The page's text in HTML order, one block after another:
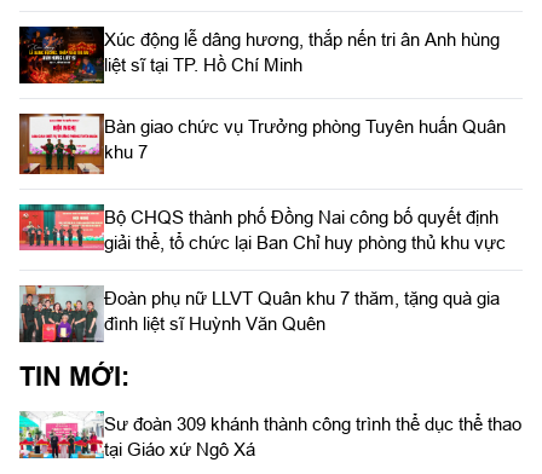
Xúc động lễ dâng hương, thắp nến tri ân Anh hùng
liệt sĩ tại TP. Hồ Chí Minh
Bàn giao chức vụ Trưởng phòng Tuyên huấn Quân
khu 7
Bộ CHQS thành phố Đồng Nai công bố quyết định
giải thể, tổ chức lại Ban Chỉ huy phòng thủ khu vực
Đoàn phụ nữ LLVT Quân khu 7 thăm, tặng quà gia
đình liệt sĩ Huỳnh Văn Quên
TIN MỚI:
Sư đoàn 309 khánh thành công trình thể dục thể thao
tại Giáo xứ Ngô Xá